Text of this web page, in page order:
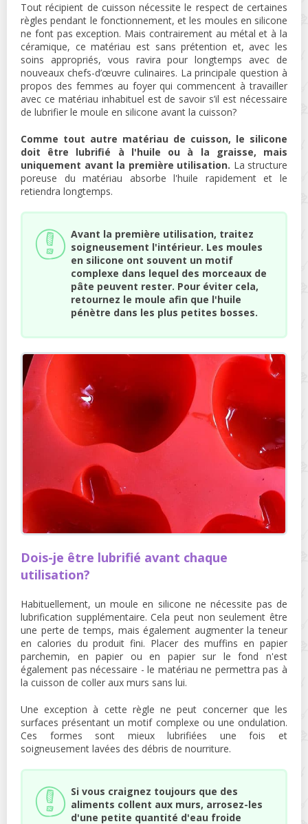
Tout récipient de cuisson nécessite le respect de certaines
règles pendant le fonctionnement, et les moules en silicone
ne font pas exception. Mais contrairement au métal et à la
céramique, ce matériau est sans prétention et, avec les
soins appropriés, vous ravira pour longtemps avec de
nouveaux chefs-d’œuvre culinaires. La principale question à
propos des femmes au foyer qui commencent à travailler
avec ce matériau inhabituel est de savoir s’il est nécessaire
de lubrifier le moule en silicone avant la cuisson?
Comme tout autre matériau de cuisson, le silicone
doit être lubrifié à l'huile ou à la graisse, mais
uniquement avant la première utilisation. La structure
poreuse du matériau absorbe l'huile rapidement et le
retiendra longtemps.
Avant la première utilisation, traitez
soigneusement l'intérieur. Les moules
en silicone ont souvent un motif
complexe dans lequel des morceaux de
pâte peuvent rester. Pour éviter cela,
retournez le moule afin que l'huile
pénètre dans les plus petites bosses.
Dois-je être lubrifié avant chaque
utilisation?
Habituellement, un moule en silicone ne nécessite pas de
lubrification supplémentaire. Cela peut non seulement être
une perte de temps, mais également augmenter la teneur
en calories du produit fini. Placer des muffins en papier
parchemin, en papier ou en papier sur le fond n'est
également pas nécessaire - le matériau ne permettra pas à
la cuisson de coller aux murs sans lui.
Une exception à cette règle ne peut concerner que les
surfaces présentant un motif complexe ou une ondulation.
Ces formes sont mieux lubrifiées une fois et
soigneusement lavées des débris de nourriture.
Si vous craignez toujours que des
aliments collent aux murs, arrosez-les
d'une petite quantité d'eau froide